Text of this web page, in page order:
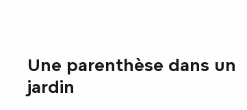
Une parenthèse dans un
jardin